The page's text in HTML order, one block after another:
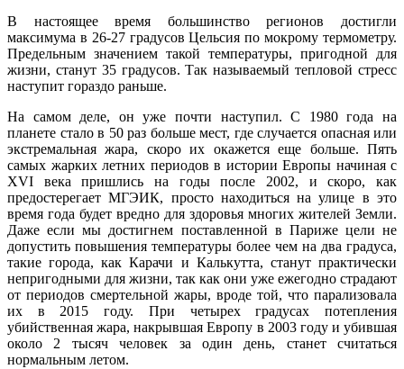
В настоящее время большинство регионов достигли
максимума в 26-27 градусов Цельсия по мокрому термометру.
Предельным значением такой температуры, пригодной для
жизни, станут 35 градусов. Так называемый тепловой стресс
наступит гораздо раньше.
На самом деле, он уже почти наступил. С 1980 года на
планете стало в 50 раз больше мест, где случается опасная или
экстремальная жара, скоро их окажется еще больше. Пять
самых жарких летних периодов в истории Европы начиная с
XVI века пришлись на годы после 2002, и скоро, как
предостерегает МГЭИК, просто находиться на улице в это
время года будет вредно для здоровья многих жителей Земли.
Даже если мы достигнем поставленной в Париже цели не
допустить повышения температуры более чем на два градуса,
такие города, как Карачи и Калькутта, станут практически
непригодными для жизни, так как они уже ежегодно страдают
от периодов смертельной жары, вроде той, что парализовала
их в 2015 году. При четырех градусах потепления
убийственная жара, накрывшая Европу в 2003 году и убившая
около 2 тысяч человек за один день, станет считаться
нормальным летом.